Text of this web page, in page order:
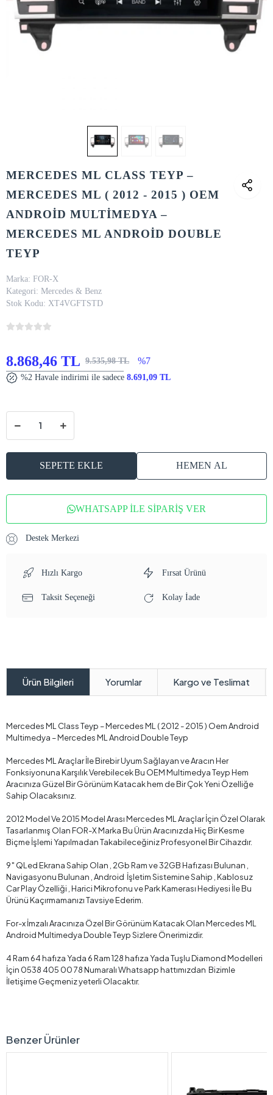
MERCEDES ML CLASS TEYP –
MERCEDES ML ( 2012 - 2015 ) OEM
ANDROİD MULTİMEDYA –
MERCEDES ML ANDROİD DOUBLE
TEYP
Marka: FOR-X
Kategori: Mercedes & Benz
Stok Kodu: XT4VGFTSTD
8.868,46 TL 9.535,98 TL %7
%2 Havale indirimi ile sadece 8.691,09 TL
SEPETE EKLE HEMEN AL
WHATSAPP İLE SİPARİŞ VER
Destek Merkezi
Hızlı Kargo Fırsat Ürünü
Taksit Seçeneği Kolay İade
Ürün Bilgileri Yorumlar Kargo ve Teslimat
Mercedes ML Class Teyp – Mercedes ML ( 2012 - 2015 ) Oem Android
Multimedya – Mercedes ML Android Double Teyp
Mercedes ML Araçlar İle Birebir Uyum Sağlayan ve Aracın Her
Fonksiyonuna Karşılık Verebilecek Bu OEM Multimedya Teyp Hem
Aracınıza Güzel Bir Görünüm Katacak hem de Bir Çok Yeni Özelliğe
Sahip Olacaksınız.
2012 Model Ve 2015 Model Arası Mercedes ML Araçlar İçin Özel Olarak
Tasarlanmış Olan FOR-X Marka Bu Ürün Aracınızda Hiç Bir Kesme
Biçme İşlemi Yapılmadan Takabileceğiniz Profesyonel Bir Cihazdır.
9″ QLed Ekrana Sahip Olan , 2Gb Ram ve 32GB Hafızası Bulunan ,
Navigasyonu Bulunan , Android İşletim Sistemine Sahip , Kablosuz
Car Play Özelliği , Harici Mikrofonu ve Park Kamerası Hediyesi İle Bu
Ürünü Kaçırmamanızı Tavsiye Ederim.
For-x İmzalı Aracınıza Özel Bir Görünüm Katacak Olan Mercedes ML
Android Multimedya Double Teyp Sizlere Önerimizdir.
4 Ram 64 hafıza Yada 6 Ram 128 hafıza Yada Tuşlu Diamond Modelleri
İçin 0538 405 00 78 Numaralı Whatsapp hattımızdan Bizimle
İletişime Geçmeniz yeterli Olacaktır.
Benzer Ürünler